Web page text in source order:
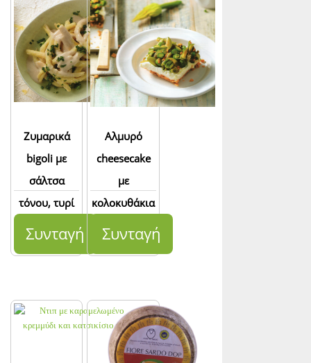
Ζυμαρικά
bigoli με
σάλτσα
τόνου, τυρί
ricotta και
Συνταγή
Αλμυρό
cheesecake
με
κολοκυθάκια
και ελιές
Συνταγή